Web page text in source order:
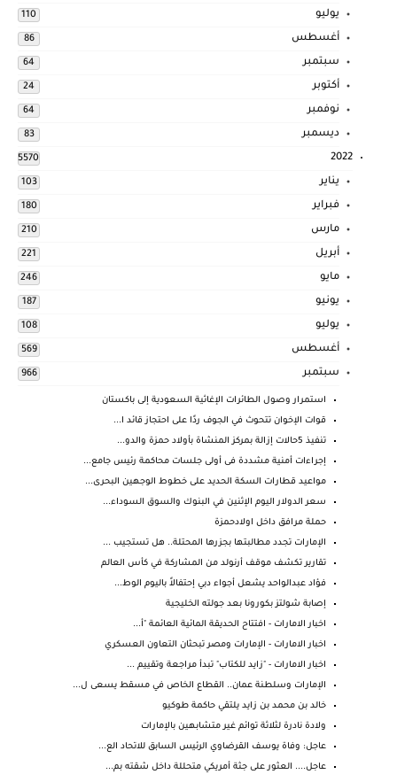
يوليو 110
أغسطس 86
سبتمبر 64
أكتوبر 24
نوفمبر 64
ديسمبر 83
2022
5570
يناير 103
فبراير 180
مارس 210
أبريل 221
مايو 246
يونيو 187
يوليو 108
أغسطس 569
سبتمبر 966
استمرار وصول الطائرات الإغاثية السعودية إلى باكستان
قوات الإخوان تتحوث في الجوف ردًا على احتجاز قائد ا...
تنفيذ 5حالات إزالة بمركز المنشاة بأولاد حمزة والدو...
إجراءات أمنية مشددة فى أولى جلسات محاكمة رئيس جامع...
مواعيد قطارات السكة الحديد على خطوط الوجهين البحرى...
سعر الدولار اليوم الإثنين في البنوك والسوق السوداء...
حملة مرافق داخل اولادحمزة
الإمارات تجدد مطالبتها بجزرها المحتلة.. هل تستجيب ...
تقارير تكشف موقف أرنولد من المشاركة في كأس العالم
فؤاد عبدالواحد يشعل أجواء دبي إحتفالاً باليوم الوط...
إصابة شولتز بكورونا بعد جولته الخليجية
اخبار الامارات - افتتاح الحديقة المائية العائمة "أ...
اخبار الامارات - الإمارات ومصر تبحثان التعاون العسكري
اخبار الامارات - "زايد للكتاب" تبدأ مراجعة وتقييم ...
الإمارات وسلطنة عمان.. القطاع الخاص في مسقط يسعى ل...
خالد بن محمد بن زايد يلتقي حاكمة طوكيو
ولادة نادرة لثلاثة توائم غير متشابهين بالإمارات
عاجل: وفاة يوسف القرضاوي الرئيس السابق للاتحاد الع...
عاجل.... العثور على جثة أمريكي متحللة داخل شقته بم...